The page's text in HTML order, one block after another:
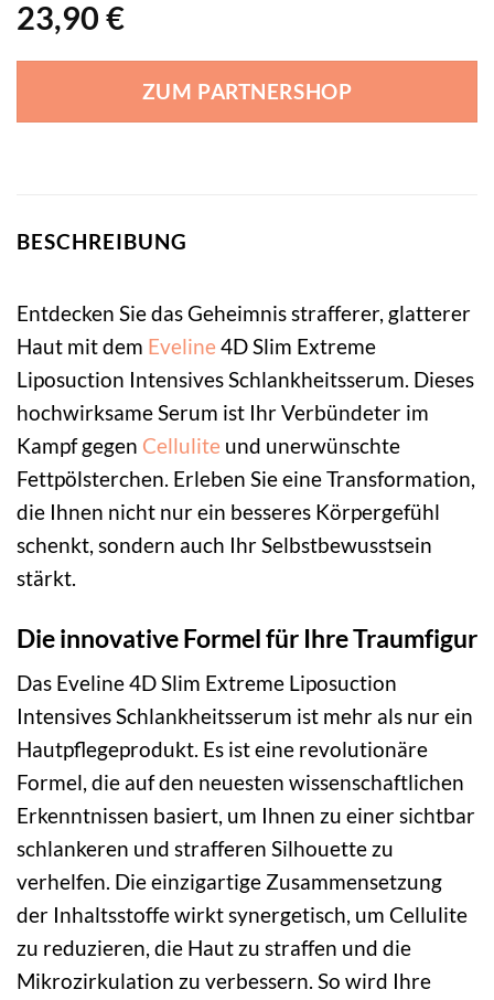
23,90 €
ZUM PARTNERSHOP
BESCHREIBUNG
Entdecken Sie das Geheimnis strafferer, glatterer
Haut mit dem Eveline4D Slim Extreme
Liposuction Intensives Schlankheitsserum. Dieses
hochwirksame Serum ist Ihr Verbündeter im
Kampf gegen Cellulite und unerwünschte
Fettpölsterchen. Erleben Sie eine Transformation,
die Ihnen nicht nur ein besseres Körpergefühl
schenkt, sondern auch Ihr Selbstbewusstsein
stärkt.
Die innovative Formel für Ihre Traumfigur
Das Eveline 4D Slim Extreme Liposuction
Intensives Schlankheitsserum ist mehr als nur ein
Hautpflegeprodukt. Es ist eine revolutionäre
Formel, die auf den neuesten wissenschaftlichen
Erkenntnissen basiert, um Ihnen zu einer sichtbar
schlankeren und strafferen Silhouette zu
verhelfen. Die einzigartige Zusammensetzung
der Inhaltsstoffe wirkt synergetisch, um Cellulite
zu reduzieren, die Haut zu straffen und die
Mikrozirkulation zu verbessern. So wird Ihre